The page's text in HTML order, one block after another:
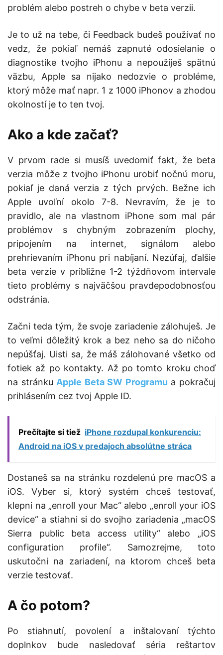
problém alebo postreh o chybe v beta verzii.
Je to už na tebe, či Feedback budeš používať no
vedz, že pokiaľ nemáš zapnuté odosielanie o
diagnostike tvojho iPhonu a nepoužiješ spätnú
väzbu, Apple sa nijako nedozvie o probléme,
ktorý môže mať napr. 1 z 1000 iPhonov a zhodou
okolností je to ten tvoj.
Ako a kde začať?
V prvom rade si musíš uvedomiť fakt, že beta
verzia môže z tvojho iPhonu urobiť nočnú moru,
pokiaľ je daná verzia z tých prvých. Bežne ich
Apple uvoľní okolo 7-8. Nevravím, že je to
pravidlo, ale na vlastnom iPhone som mal pár
problémov s chybným zobrazením plochy,
pripojením na internet, signálom alebo
prehrievaním iPhonu pri nabíjaní. Nezúfaj, ďalšie
beta verzie v približne 1-2 týždňovom intervale
tieto problémy s najväčšou pravdepodobnosťou
odstránia.
Začni teda tým, že svoje zariadenie zálohuješ. Je
to veľmi dôležitý krok a bez neho sa do ničoho
nepúšťaj. Uisti sa, že máš zálohované všetko od
fotiek až po kontakty. Až po tomto kroku choď
na stránku Apple Beta SW Programu a pokračuj
prihlásením cez tvoj Apple ID.
Prečítajte si tiež iPhone rozdupal konkurenciu:
Android na iOS v predajoch absolútne stráca
Dostaneš sa na stránku rozdelenú pre macOS a
iOS. Vyber si, ktorý systém chceš testovať,
klepni na „enroll your Mac“ alebo „enroll your iOS
device“ a stiahni si do svojho zariadenia „macOS
Sierra public beta access utility“ alebo „iOS
configuration profile“. Samozrejme, toto
uskutočni na zariadení, na ktorom chceš beta
verzie testovať.
A čo potom?
Po stiahnutí, povolení a inštalovaní týchto
doplnkov bude nasledovať séria reštartov